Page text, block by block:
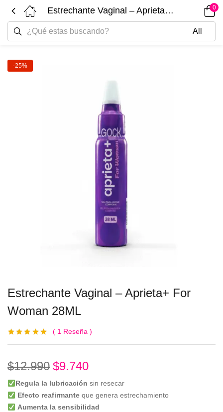
Estrechante Vaginal – Aprieta+ For Woman 28ML 0
-25%
Estrechante Vaginal – Aprieta+ For
Woman 28ML
valoración de
un cliente
1 Reseña
$12.990 $9.740
Regula la lubricación sin resecar
Efecto reafirmante que genera estrechamiento
Aumenta la sensibilidad